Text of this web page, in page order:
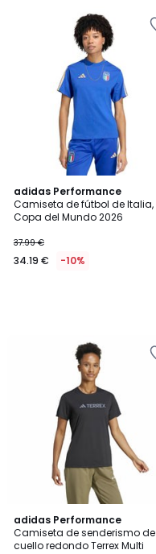
adidas Performance
Camiseta de fútbol de Italia,
Copa del Mundo 2026
37.99 €
34.19 € -10%
adidas Performance
Camiseta de senderismo de
cuello redondo Terrex Multi
4,6
/ 5